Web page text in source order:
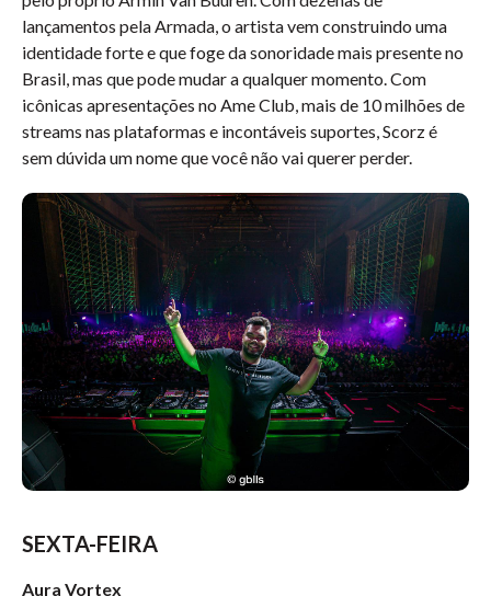
lançamentos pela Armada, o artista vem construindo uma
identidade forte e que foge da sonoridade mais presente no
Brasil, mas que pode mudar a qualquer momento. Com
icônicas apresentações no Ame Club, mais de 10 milhões de
streams nas plataformas e incontáveis suportes, Scorz é
sem dúvida um nome que você não vai querer perder.
SEXTA-FEIRA
Aura Vortex